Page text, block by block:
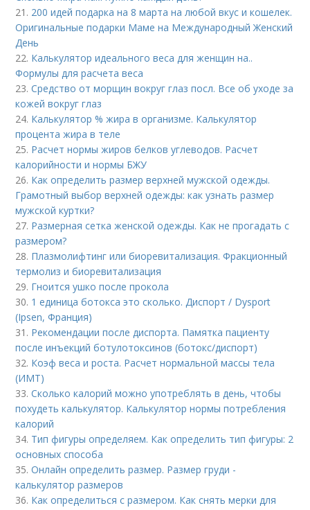
21. 200 идей подарка на 8 марта на любой вкус и кошелек.
Оригинальные подарки Маме на Международный Женский
День
22. Калькулятор идеального веса для женщин на..
Формулы для расчета веса
23.Средство от морщин вокруг глаз посл. Все об уходе за
кожей вокруг глаз
24. Калькулятор % жира в организме. Калькулятор
процента жира в теле
25. Расчет нормы жиров белков углеводов. Расчет
калорийности и нормы БЖУ
26. Как определить размер верхней мужской одежды.
Грамотный выбор верхней одежды: как узнать размер
мужской куртки?
27. Размерная сетка женской одежды. Как не прогадать с
размером?
28. Плазмолифтинг или биоревитализация. Фракционный
термолиз и биоревитализация
29. Гноится ушко после прокола
30. 1 единица ботокса это сколько. Диспорт / Dysport
(Ipsen, Франция)
31. Рекомендации после диспорта. Памятка пациенту
после инъекций ботулотоксинов (ботокс/диспорт)
32. Коэф веса и роста. Расчет нормальной массы тела
(ИМТ)
33.Сколько калорий можно употреблять в день, чтобы
похудеть калькулятор. Калькулятор нормы потребления
калорий
34. Тип фигуры определяем. Как определить тип фигуры: 2
основных способа
35.Онлайн определить размер. Размер груди -
калькулятор размеров
36. Как определиться с размером. Как снять мерки для